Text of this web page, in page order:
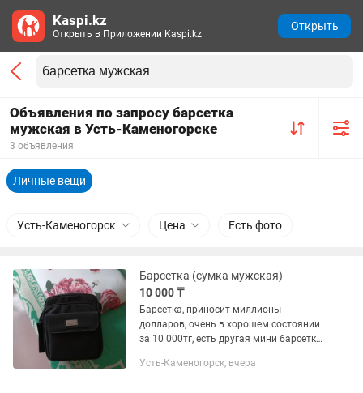
Объявления по запросу барсетка
мужская в Усть-Каменогорске
3 объявления
Личные вещи
Усть-Каменогорск Цена Есть фото
Барсетка (сумка мужская)
10 000 ₸
Барсетка, приносит миллионы
долларов, очень в хорошем состоянии
за 10 000тг, есть другая мини барсетка,
первому есть торг и если что
Усть-Каменогорск, вчера
Kaspi.kz
Открыть в Приложении Kaspi.kz
Открыть